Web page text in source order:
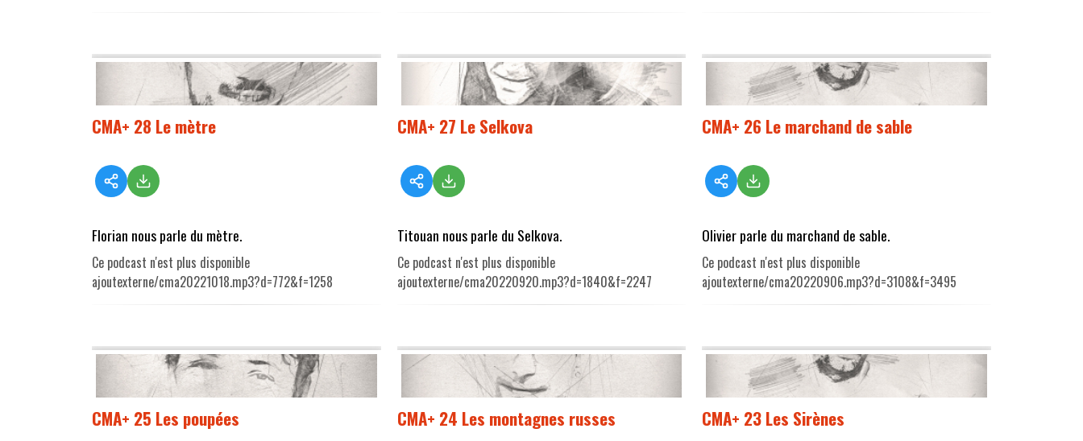
CMA+ 28 Le mètre
Florian nous parle du mètre.
Ce podcast n'est plus disponible
ajoutexterne/cma20221018.mp3?d=772&f=1258
CMA+ 27 Le Selkova
Titouan nous parle du Selkova.
Ce podcast n'est plus disponible
ajoutexterne/cma20220920.mp3?d=1840&f=2247
CMA+ 26 Le marchand de sable
Olivier parle du marchand de sable.
Ce podcast n'est plus disponible
ajoutexterne/cma20220906.mp3?d=3108&f=3495
CMA+ 25 Les poupées CMA+ 24 Les montagnes russes CMA+ 23 Les Sirènes